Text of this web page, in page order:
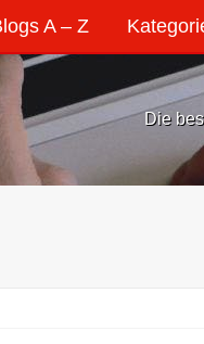
A – Z
Die